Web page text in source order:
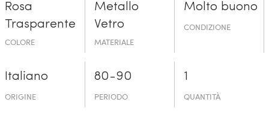
Rosa
Trasparente
COLORE
Metallo
Vetro
MATERIALE
Molto buono
CONDIZIONE
Italiano
ORIGINE
80-90
PERIODO
1
QUANTITÀ